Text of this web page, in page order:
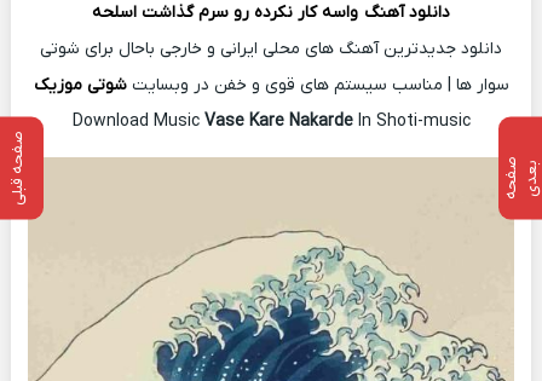
دانلود آهنگ واسه کار نکرده رو سرم گذاشت اسلحه
دانلود جدیدترین آهنگ های محلی ایرانی و خارجی باحال برای شوتی
سوار ها | مناسب سیستم های قوی و خفن در وبسایتشوتی موزیک
Download Music Vase Kare NakardeIn Shoti-music
ص
ف
ح
ه ب ع
د ی صفحه قبلی